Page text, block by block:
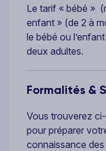
Le tarif « bébé »
enfant » (de 2 à
le bébé ou
deux adultes.
Formalités &
Vous trouverez
pour préparer
connaissance